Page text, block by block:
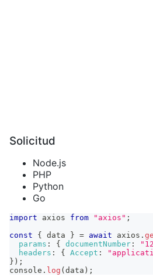
Solicitud
Node.js
PHP
Python
Go
import axios from "axios" ;
const
{ data } = await axios .
params : { documentNumber :
headers : { Accept :
} ) ;
console . log ( data ) ;